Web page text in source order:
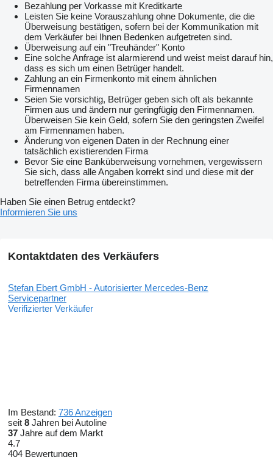
Bezahlung per Vorkasse mit Kreditkarte
Leisten Sie keine Vorauszahlung ohne Dokumente, die die
Überweisung bestätigen, sofern bei der Kommunikation mit
dem Verkäufer bei Ihnen Bedenken aufgetreten sind.
Überweisung auf ein "Treuhänder" Konto
Eine solche Anfrage ist alarmierend und weist meist darauf hin,
dass es sich um einen Betrüger handelt.
Zahlung an ein Firmenkonto mit einem ähnlichen
Firmennamen
Seien Sie vorsichtig, Betrüger geben sich oft als bekannte
Firmen aus und ändern nur geringfügig den Firmennamen.
Überweisen Sie kein Geld, sofern Sie den geringsten Zweifel
am Firmennamen haben.
Änderung von eigenen Daten in der Rechnung einer
tatsächlich existierenden Firma
Bevor Sie eine Banküberweisung vornehmen, vergewissern
Sie sich, dass alle Angaben korrekt sind und diese mit der
betreffenden Firma übereinstimmen.
Haben Sie einen Betrug entdeckt?
Informieren Sie uns
Kontaktdaten des Verkäufers
Stefan Ebert GmbH - Autorisierter Mercedes-Benz
Servicepartner
Verifizierter Verkäufer
Im Bestand: 736 Anzeigen
seit 8 Jahren bei Autoline
37 Jahre auf dem Markt
4.7
404 Bewertungen